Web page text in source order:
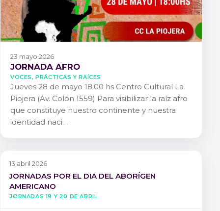
23 mayo 2026
JORNADA AFRO
Voces, Prácticas y Raíces
Jueves 28 de mayo 18:00 hs Centro Cultural La
Piojera (Av. Colón 1559) Para visibilizar la raíz afro
que constituye nuestro continente y nuestra
identidad naci…
13 abril 2026
JORNADAS POR EL DIA DEL ABORÍGEN
AMERICANO
Jornadas 19 y 20 de Abril